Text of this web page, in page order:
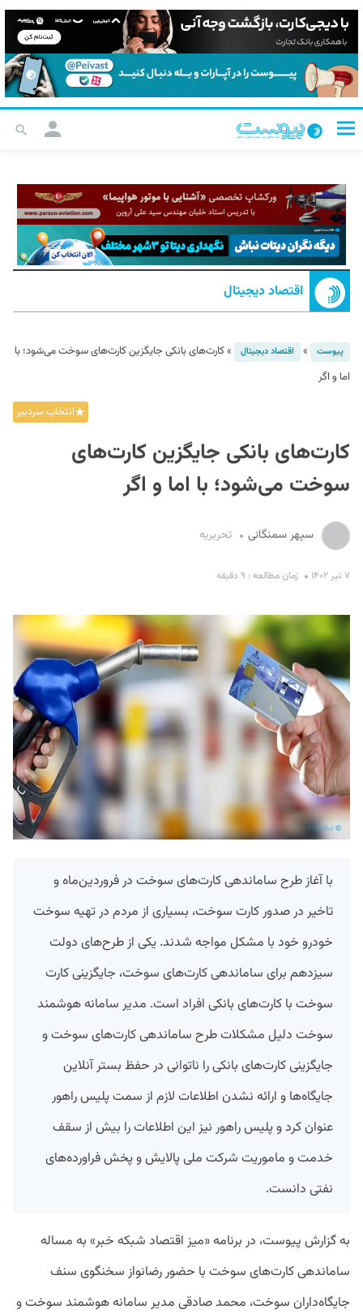
اقتصاد دیجیتال
پیوست » اقتصاد دیجیتال »کارت‌های بانکی جایگزین کارت‌های سوخت می‌شود؛ با
اما و اگر
انتخاب سردبیر
کارت‌های بانکی جایگزین کارت‌های
سوخت می‌شود؛ با اما و اگر
سپهر سمنگانی تحریریه
۷ تیر ۱۴۰۲ زمان مطالعه : ۹ دقیقه
با آغاز طرح ساماندهی کارت‌های سوخت در فروردین‌ماه و
تاخیر در صدور کارت سوخت، بسیاری از مردم در تهیه سوخت
خودرو خود با مشکل مواجه شدند. یکی از طرح‌های دولت
سیزدهم برای ساماندهی کارت‌های سوخت، جایگزینی کارت
سوخت با کارت‌های بانکی افراد است. مدیر سامانه هوشمند
سوخت دلیل مشکلات طرح ساماندهی کارت‌های سوخت و
جایگزینی کارت‌های بانکی را ناتوانی در حفظ بستر آنلاین
جایگاه‌ها و ارائه نشدن اطلاعات لازم از سمت پلیس راهور
عنوان کرد و پلیس راهور نیز این اطلاعات را بیش از سقف
خدمت و ماموریت شرکت ملی پالایش و پخش فراورده‌های
نفتی دانست.
به گزارش پیوست، در برنامه «میز اقتصاد شبکه خبر» به مساله
ساماندهی کارت‌های سوخت با حضور رضانواز سخنگوی سنف
جایگاه‌داران سوخت، محمد صادقی مدیر سامانه هوشمند سوخت و